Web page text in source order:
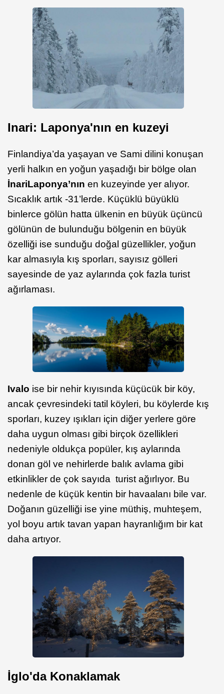
Inari: Laponya'nın en kuzeyi
Finlandiya’da yaşayan ve Sami dilini konuşan
yerli halkın en yoğun yaşadığı bir bölge olan
İnariLaponya’nın en kuzeyinde yer alıyor.
Sıcaklık artık -31’lerde. Küçüklü büyüklü
binlerce gölün hatta ülkenin en büyük üçüncü
gölünün de bulunduğu bölgenin en büyük
özelliği ise sunduğu doğal güzellikler, yoğun
kar almasıyla kış sporları, sayısız gölleri
sayesinde de yaz aylarında çok fazla turist
ağırlaması.
Ivalo ise bir nehir kıyısında küçücük bir köy,
ancak çevresindeki tatil köyleri, bu köylerde kış
sporları, kuzey ışıkları için diğer yerlere göre
daha uygun olması gibi birçok özellikleri
nedeniyle oldukça popüler, kış aylarında
donan göl ve nehirlerde balık avlama gibi
etkinlikler de çok sayıda turist ağırlıyor. Bu
nedenle de küçük kentin bir havaalanı bile var.
Doğanın güzelliği ise yine müthiş, muhteşem,
yol boyu artık tavan yapan hayranlığım bir kat
daha artıyor.
İglo'da Konaklamak